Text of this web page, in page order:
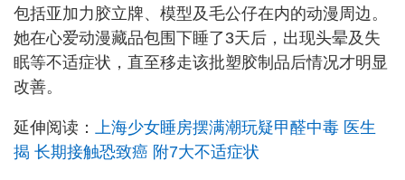
包括亚加力胶立牌、模型及毛公仔在内的动漫周边。
她在心爱动漫藏品包围下睡了3天后，出现头晕及失
眠等不适症状，直至移走该批塑胶制品后情况才明显
改善。
延伸阅读： 上海少女睡房摆满潮玩疑甲醛中毒 医生
揭 长期接触恐致癌 附7大不适症状